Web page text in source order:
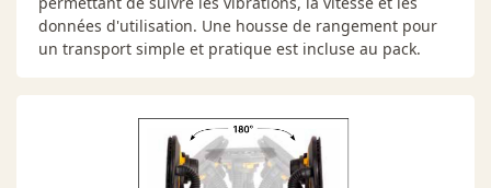
données d'utilisation. Une housse de rangement pour
un transport simple et pratique est incluse au pack.